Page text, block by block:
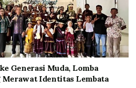
Generasi Muda, Lomba
Identitas Lembata